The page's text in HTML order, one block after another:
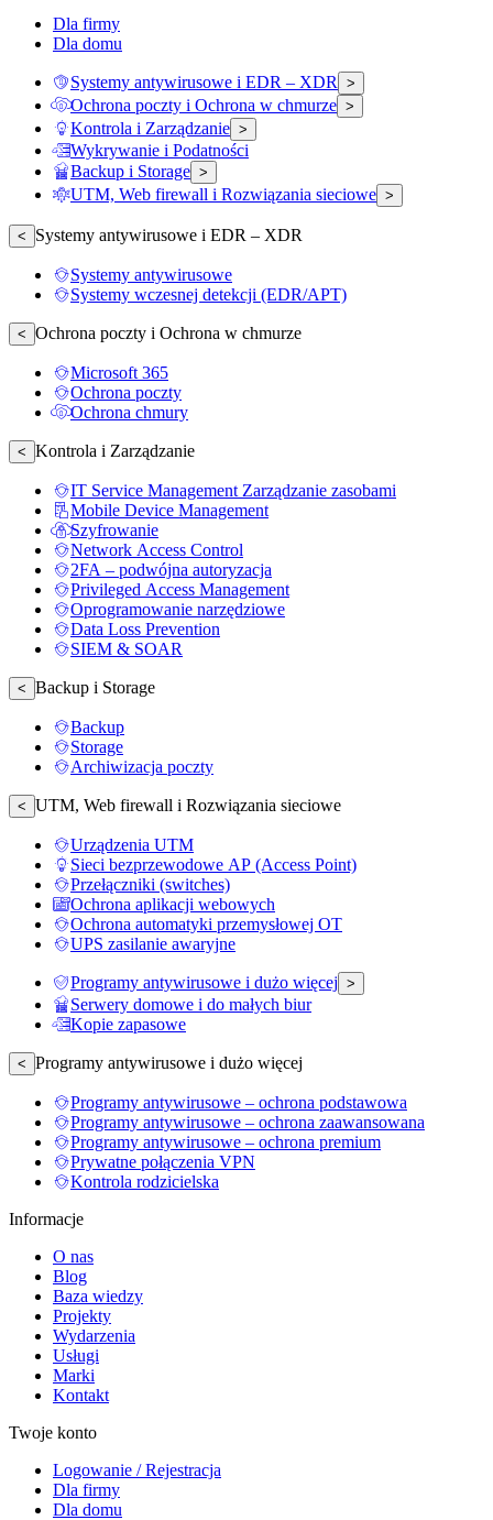
Dla firmy
Dla domu
Systemy antywirusowe i EDR – XDR >
Ochrona poczty i Ochrona w chmurze >
Kontrola i Zarządzanie >
Wykrywanie i Podatności
Backup i Storage >
UTM, Web firewall i Rozwiązania sieciowe >
< Systemy antywirusowe i EDR – XDR
Systemy antywirusowe
Systemy wczesnej detekcji (EDR/APT)
< Ochrona poczty i Ochrona w chmurze
Microsoft 365
Ochrona poczty
Ochrona chmury
< Kontrola i Zarządzanie
IT Service Management Zarządzanie zasobami
Mobile Device Management
Szyfrowanie
Network Access Control
2FA – podwójna autoryzacja
Privileged Access Management
Oprogramowanie narzędziowe
Data Loss Prevention
SIEM & SOAR
< Backup i Storage
Backup
Storage
Archiwizacja poczty
< UTM, Web firewall i Rozwiązania sieciowe
Urządzenia UTM
Sieci bezprzewodowe AP (Access Point)
Przełączniki (switches)
Ochrona aplikacji webowych
Ochrona automatyki przemysłowej OT
UPS zasilanie awaryjne
Programy antywirusowe i dużo więcej >
Serwery domowe i do małych biur
Kopie zapasowe
< Programy antywirusowe i dużo więcej
Programy antywirusowe – ochrona podstawowa
Programy antywirusowe – ochrona zaawansowana
Programy antywirusowe – ochrona premium
Prywatne połączenia VPN
Kontrola rodzicielska
Informacje
O nas
Blog
Baza wiedzy
Projekty
Wydarzenia
Usługi
Marki
Kontakt
Twoje konto
Logowanie / Rejestracja
Dla firmy
Dla domu